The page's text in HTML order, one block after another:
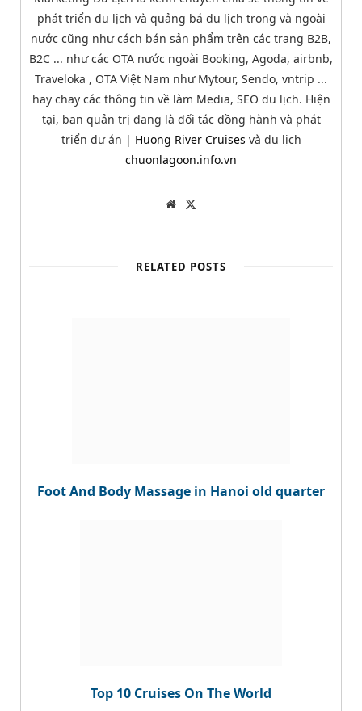
phát triển du lịch và quảng bá du lịch trong và ngoài
nước cũng như cách bán sản phẩm trên các trang B2B,
B2C ... như các OTA nước ngoài Booking, Agoda, airbnb,
Traveloka , OTA Việt Nam như Mytour, Sendo, vntrip ...
hay chay các thông tin về làm Media, SEO du lịch. Hiện
tại, ban quản trị đang là đối tác đồng hành và phát
triển dự án | Huong River Cruises và du lịch
chuonlagoon.info.vn
W
e
r
RELATED POSTS
Foot And Body Massage in Hanoi old quarter
Top 10 Cruises On The World